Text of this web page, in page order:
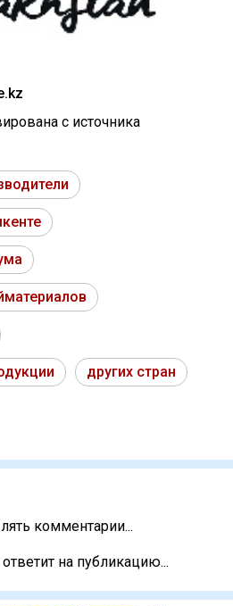
с источника
других стран
комментарии...
на публикацию...